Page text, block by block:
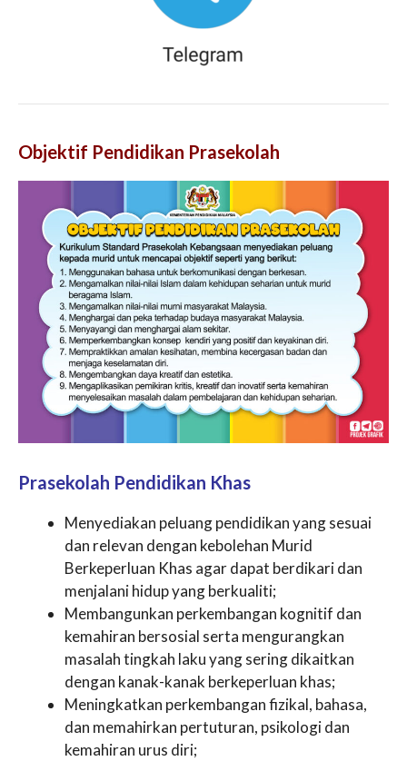
Objektif Pendidikan Prasekolah
Prasekolah Pendidikan Khas
Menyediakan peluang pendidikan yang sesuai
dan relevan dengan kebolehan Murid
Berkeperluan Khas agar dapat berdikari dan
menjalani hidup yang berkualiti;
Membangunkan perkembangan kognitif dan
kemahiran bersosial serta mengurangkan
masalah tingkah laku yang sering dikaitkan
dengan kanak-kanak berkeperluan khas;
Meningkatkan perkembangan fizikal, bahasa,
dan memahirkan pertuturan, psikologi dan
kemahiran urus diri;